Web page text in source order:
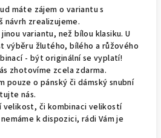
máte zájem o variantu s
návrh zrealizujeme.
variantu, než bílou klasiku. U
výběru žlutého, bílého a růžového
- být originální se vyplatí!
zhotovíme zcela zdarma.
pouze o pánský či dámský snubní
nás.
velikost, či kombinaci velikostí
k dispozici, rádi Vám je